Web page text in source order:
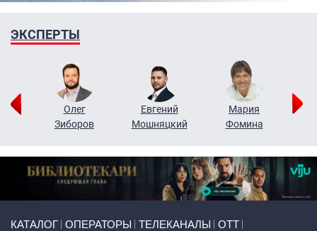
ЭКСПЕРТЫ
Олег
Зиборов
Евгений
Мошняцкий
Мария
Фомина
КАТАЛОГ ОПЕРАТОРЫ ТЕЛЕКАНАЛЫ ОТТ